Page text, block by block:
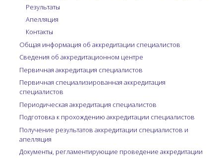
Результаты
Апелляция
Контакты
Общая информация об аккредитации специалистов
Сведения об аккредитационном центре
Первичная аккредитация специалистов
Первичная специализированная аккредитация
специалистов
Периодическая аккредитация специалистов
Подготовка к прохождению аккредитации специалистов
Получение результатов аккредитации специалистов и
апелляция
Документы, регламентирующие проведение аккредитации